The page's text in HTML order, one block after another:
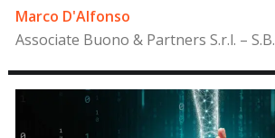
Marco D'Alfonso
Associate Buono & Partners S.r.l. – S.B.